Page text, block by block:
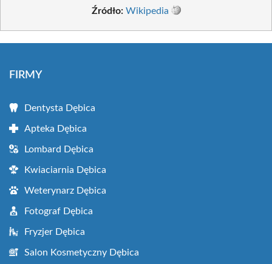
Źródło: Wikipedia
FIRMY
Dentysta Dębica
Apteka Dębica
Lombard Dębica
Kwiaciarnia Dębica
Weterynarz Dębica
Fotograf Dębica
Fryzjer Dębica
Salon Kosmetyczny Dębica